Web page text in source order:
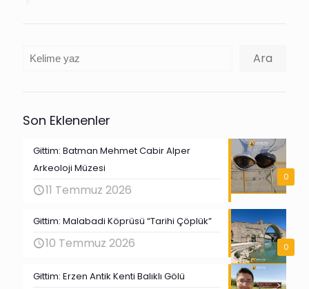
Ara Ara
Son Eklenenler
0
Gittim: Batman Mehmet Cabir Alper
Arkeoloji Müzesi
11 Temmuz 2026
0
Gittim: Malabadi Köprüsü “Tarihi Çöplük”
10 Temmuz 2026
Gittim: Erzen Antik Kenti Balıklı Gölü